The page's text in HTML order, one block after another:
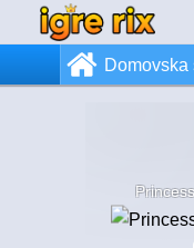
Domovska